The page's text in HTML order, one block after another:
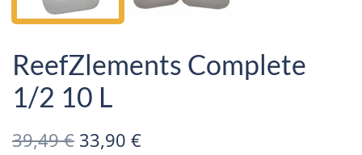
ReefZlements Complete
1/2 10 L
39,49€ Ursprünglicher
33,90€